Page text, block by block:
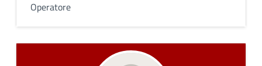
Operatore